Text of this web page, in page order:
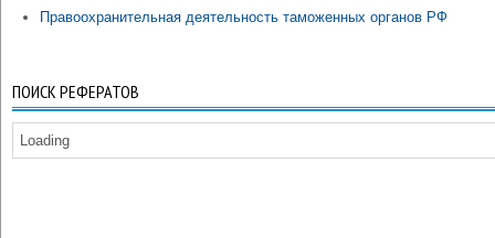
Правоохранительная деятельность таможенных органов РФ
ПОИСК РЕФЕРАТОВ
Loading